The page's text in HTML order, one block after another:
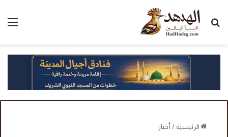
بحث عن
الرئيسية / أخبار